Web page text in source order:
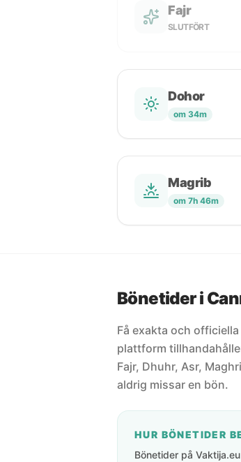
Fajr
SLUTFÖRT
Dohor
om 34m
Magrib
om 7h 46m
Bönetider i
Få exakta och
plattform
Fajr, Dhuhr, Asr,
aldrig missar en bön.
HUR BÖNETIDER
Bönetider på